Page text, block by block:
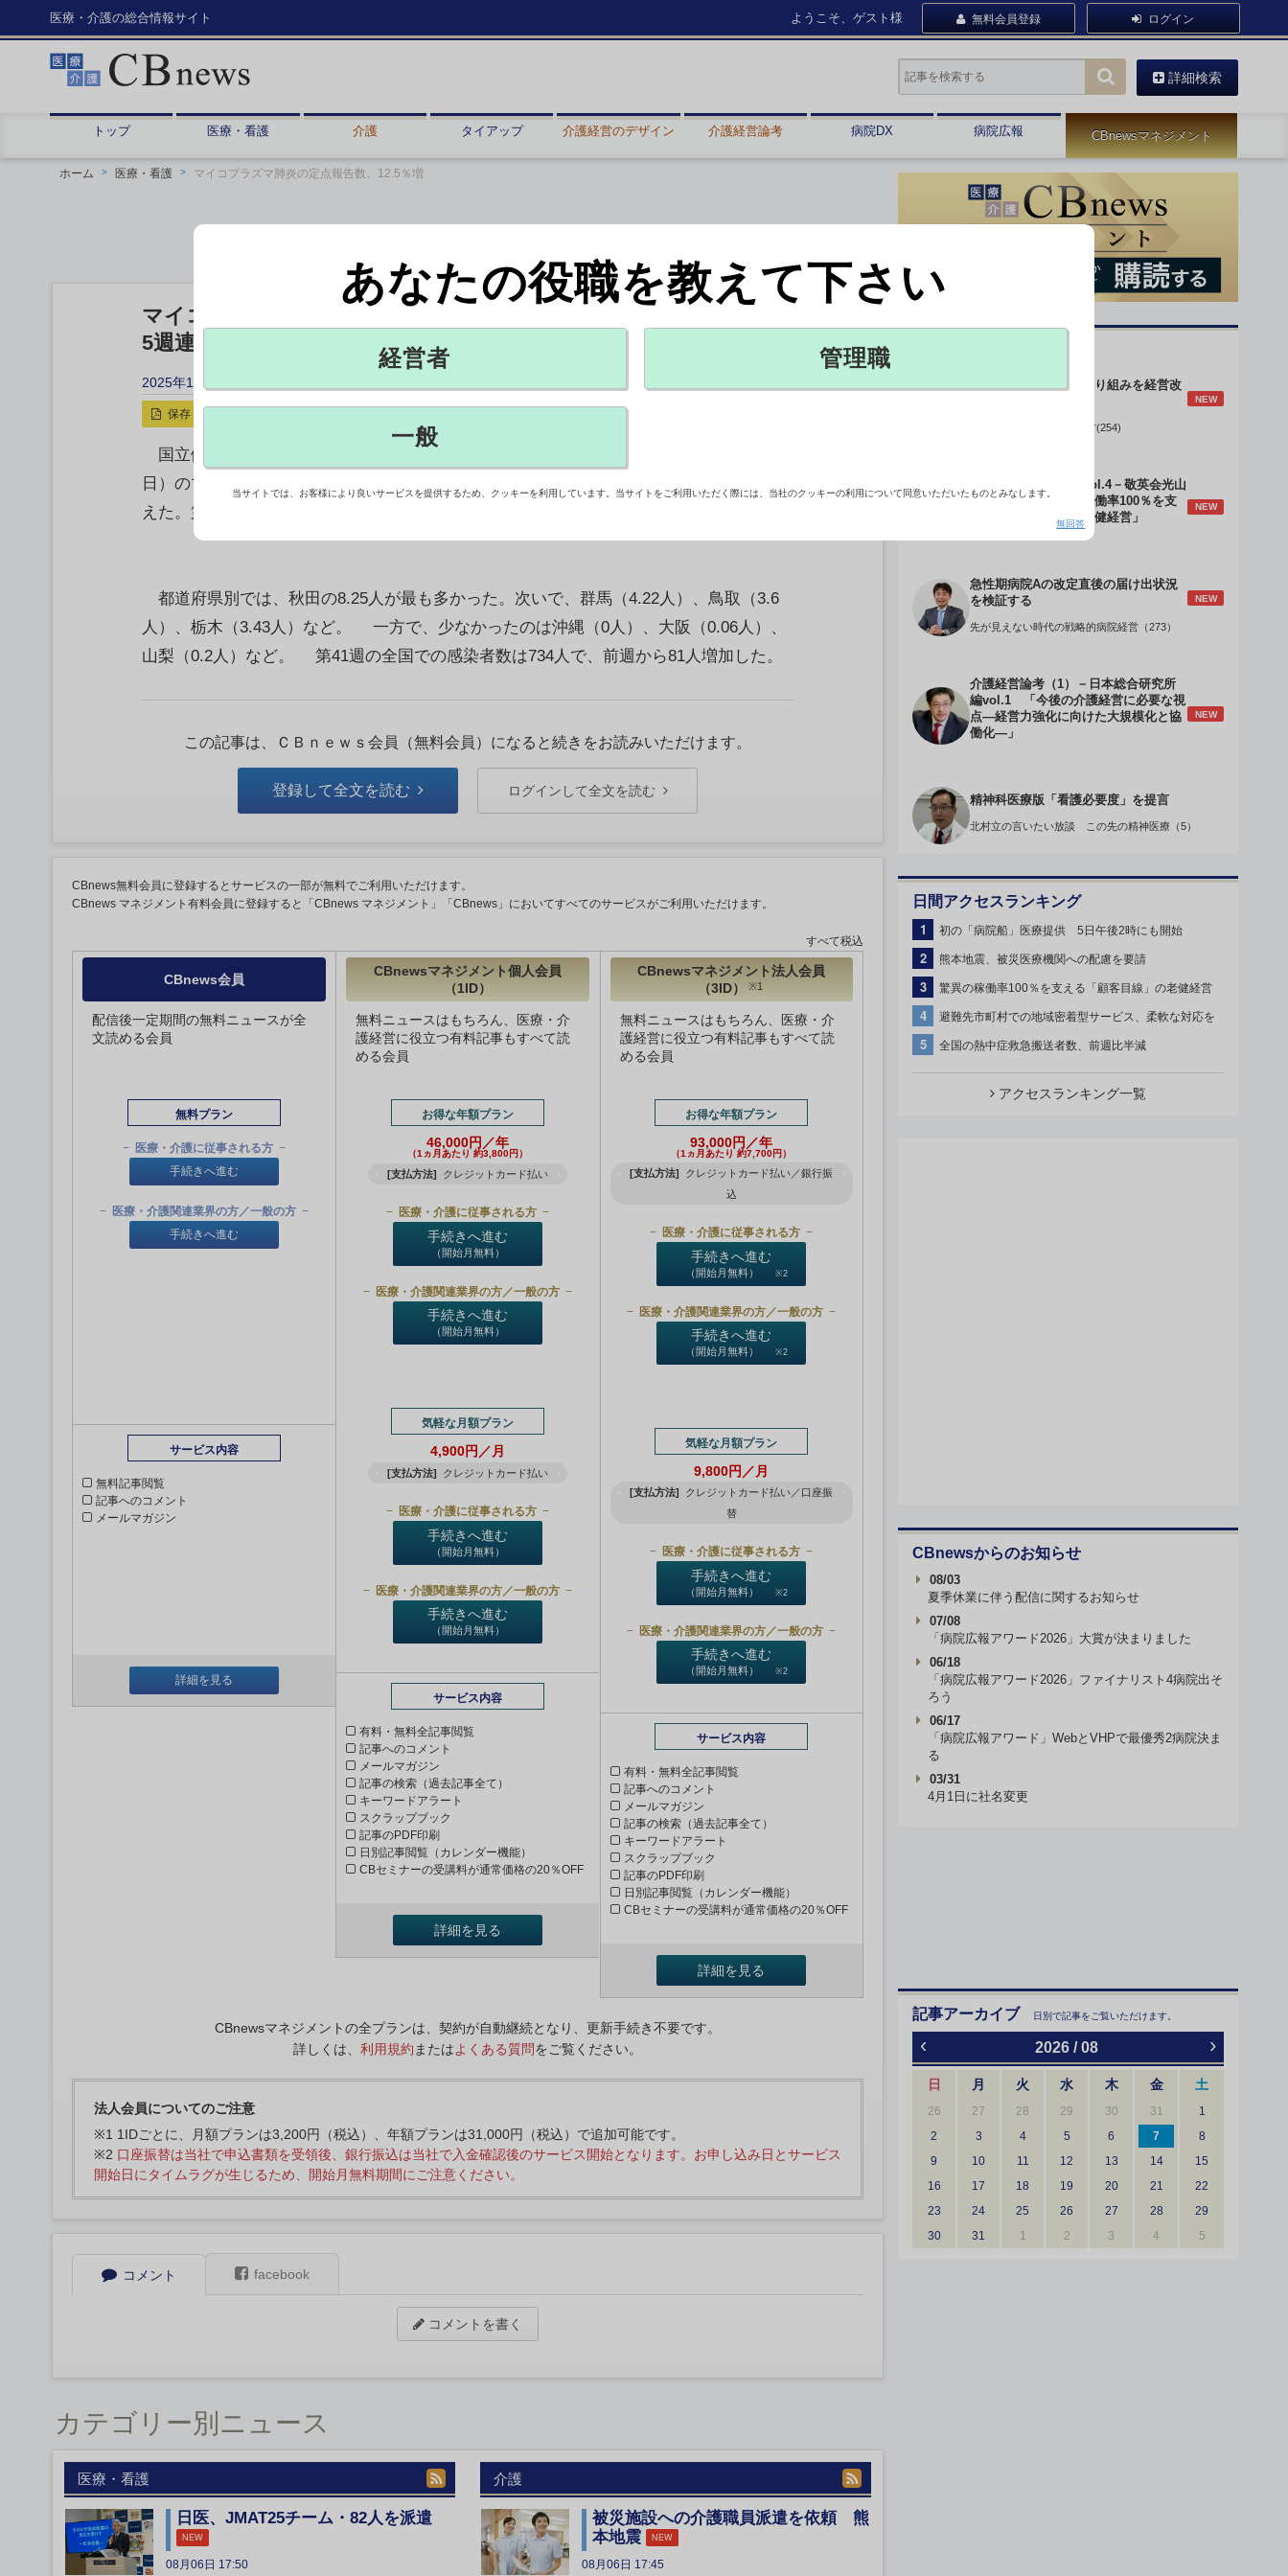
医療・介護の総合情報サイト ようこそ、ゲスト様 無料会員登録 ログイン
詳細検索
トップ 医療・看護 介護 タイアップ 介護経営のデザイン 介護経営論考 病院DX 病院広報 CBnewsマネジメント
ホーム 医療・看護 マイコプラズマ肺炎の定点報告数、12.5％増
マイコプラズマ肺炎の定点報告数、12.5％増
5週連続で前週上回る JIHS
2025年10月22日 15:45
保存
国立健康危機管理研究機構（JIHS）が21日に発表したデータによると、第41週（6－12
日）のマイコプラズマ肺炎の定点医療機関当たりの報告数は1.53人で、前週から12.5％増
えた。第37週（9月8－14日）から5週連続で増加している。
都道府県別では、秋田の8.25人が最も多かった。次いで、群馬（4.22人）、鳥取（3.6
人）、栃木（3.43人）など。 一方で、少なかったのは沖縄（0人）、大阪（0.06人）、
山梨（0.2人）など。 第41週の全国での感染者数は734人で、前週から81人増加した。
この記事は、ＣＢｎｅｗｓ会員（無料会員）になると続きをお読みいただけます。
登録して全文を読む ログインして全文を読む
CBnews無料会員に登録するとサービスの一部が無料でご利用いただけます。
CBnews マネジメント有料会員に登録すると「CBnews マネジメント」「CBnews」においてすべてのサービスがご利用いただけます。
すべて税込
CBnews会員
配信後一定期間の無料ニュースが全
文読める会員
無料プラン
医療・介護に従事される方
手続きへ進む
医療・介護関連業界の方／一般の方
手続きへ進む
サービス内容
無料記事閲覧
記事へのコメント
メールマガジン
詳細を見る
CBnewsマネジメント個人会員
（1ID）
無料ニュースはもちろん、医療・介
護経営に役立つ有料記事もすべて読
める会員
お得な年額プラン
46,000円／年
（1ヵ月あたり 約3,800円）
[支払方法] クレジットカード払い
医療・介護に従事される方
手続きへ進む
（開始月無料）
医療・介護関連業界の方／一般の方
手続きへ進む
（開始月無料）
気軽な月額プラン
4,900円／月
[支払方法] クレジットカード払い
医療・介護に従事される方
手続きへ進む
（開始月無料）
医療・介護関連業界の方／一般の方
手続きへ進む
（開始月無料）
サービス内容
有料・無料全記事閲覧
記事へのコメント
メールマガジン
記事の検索（過去記事全て）
キーワードアラート
スクラップブック
記事のPDF印刷
日別記事閲覧（カレンダー機能）
CBセミナーの受講料が通常価格の20％OFF
詳細を見る
CBnewsマネジメント法人会員
（3ID）
※1
無料ニュースはもちろん、医療・介
護経営に役立つ有料記事もすべて読
める会員
お得な年額プラン
93,000円／年
（1ヵ月あたり 約7,700円）
[支払方法]
クレジットカード払い／銀行振
込
医療・介護に従事される方
手続きへ進む
（開始月無料） ※2
医療・介護関連業界の方／一般の方
手続きへ進む
（開始月無料） ※2
気軽な月額プラン
9,800円／月
[支払方法]
クレジットカード払い／口座振
替
医療・介護に従事される方
手続きへ進む
（開始月無料） ※2
医療・介護関連業界の方／一般の方
手続きへ進む
（開始月無料） ※2
サービス内容
有料・無料全記事閲覧
記事へのコメント
メールマガジン
記事の検索（過去記事全て）
キーワードアラート
スクラップブック
記事のPDF印刷
日別記事閲覧（カレンダー機能）
CBセミナーの受講料が通常価格の20％OFF
詳細を見る
CBnewsマネジメントの全プランは、契約が自動継続となり、更新手続き不要です。
詳しくは、 利用規約 またはよくある質問をご覧ください。
法人会員についてのご注意
※1 1IDごとに、月額プランは3,200円（税込）、年額プランは31,000円（税込）で追加可能です。
※2 口座振替は当社で申込書類を受領後、銀行振込は当社で入金確認後のサービス開始となります。お申し込み日とサービス
開始日にタイムラグが生じるため、開始月無料期間にご注意ください。
コメント facebook
コメントを書く
カテゴリー別ニュース
医療・看護
日医、JMAT25チーム・82人を派遣
NEW
08月06日 17:50
介護
被災施設への介護職員派遣を依頼 熊
本地震
NEW
08月06日 17:45
身体的拘束最小化の取り組みを経営改
NEW
データで読み解く病院経営(254)
介護経営のデザインVol.4－敬英会光山
誠理事長 「驚異の稼働率100％を支
える『顧客目線』の老健経営」
NEW
急性期病院Aの改定直後の届け出状況
を検証する
NEW
先が見えない時代の戦略的病院経営（273）
介護経営論考（1）－日本総合研究所
編vol.1 「今後の介護経営に必要な視
点―経営力強化に向けた大規模化と協
働化―」
NEW
精神科医療版「看護必要度」を提言
北村立の言いたい放談 この先の精神医療（5）
日間アクセスランキング
1 初の「病院船」医療提供 5日午後2時にも開始
2 熊本地震、被災医療機関への配慮を要請
3 驚異の稼働率100％を支える「顧客目線」の老健経営
4 避難先市町村での地域密着型サービス、柔軟な対応を
5 全国の熱中症救急搬送者数、前週比半減
アクセスランキング一覧
CBnewsからのお知らせ
08/03
夏季休業に伴う配信に関するお知らせ
07/08
「病院広報アワード2026」大賞が決まりました
06/18
「病院広報アワード2026」ファイナリスト4病院出そ
ろう
06/17
「病院広報アワード」WebとVHPで最優秀2病院決ま
る
03/31
4月1日に社名変更
記事アーカイブ 日別で記事をご覧いただけます。
‹ 2026 / 08 ›
日 月 火 水 木 金 土
26 27 28 29 30 31
1
2
3 4 5 6 7
8
9
10 11 12 13 14
15
16
17 18 19 20 21
22
23
24 25 26 27 28
29
30
31 1 2 3 4 5
あなたの役職を教えて下さい
経営者 管理職
一般
当サイトでは、お客様により良いサービスを提供するため、クッキーを利用しています。当サイトをご利用いただく際には、当社のクッキーの利用について同意いただいたものとみなします。
無回答